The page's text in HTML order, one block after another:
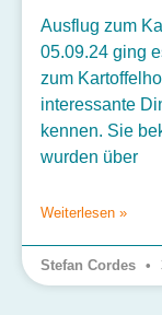
Ausflug zum
05.09.24 ging
zum
interessante
kennen. Sie
wurden über
Weiterlesen »
Stefan Cordes